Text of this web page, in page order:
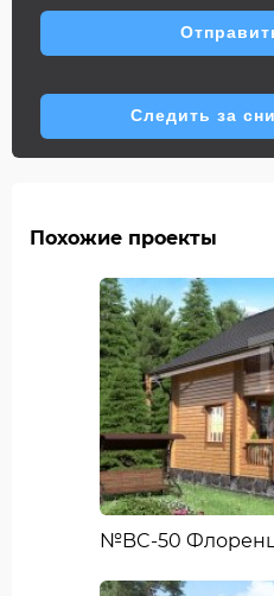
Следить за
Похожие проекты
№BC-50